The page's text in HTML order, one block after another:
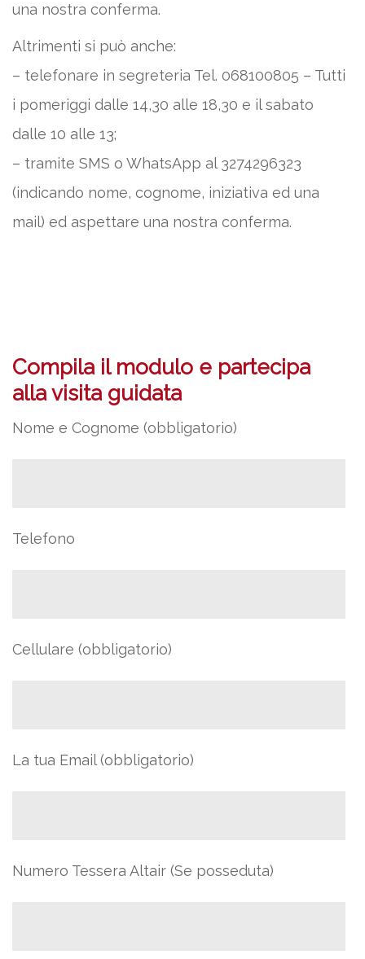
una nostra conferma.
Altrimenti si può anche:
– telefonare in segreteria Tel. 068100805 – Tutti
i pomeriggi dalle 14,30 alle 18,30 e il sabato
dalle 10 alle 13;
– tramite SMS o WhatsApp al 3274296323
(indicando nome, cognome, iniziativa ed una
mail) ed aspettare una nostra conferma.
Compila il modulo e partecipa
alla visita guidata
Nome e Cognome (obbligatorio)
Telefono
Cellulare (obbligatorio)
La tua Email (obbligatorio)
Numero Tessera Altair (Se posseduta)